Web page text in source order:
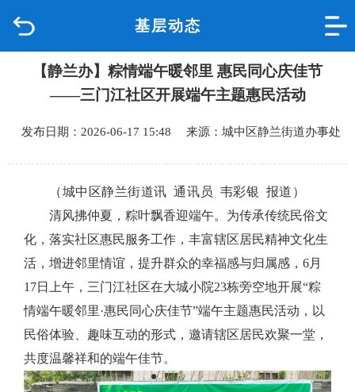
基层动态
品质城中
政府信息公开
互动回应
数据专题
【静兰办】粽情端午暖邻里 惠民同心庆佳节
——三门江社区开展端午主题惠民活动
发布日期：2026-06-17 15:48 来源：城中区静兰街道办事处
（城中区静兰街道讯 通讯员 韦彩银 报道）
清风拂仲夏，粽叶飘香迎端午。为传承传统民俗文
化，落实社区惠民服务工作，丰富辖区居民精神文化生
活，增进邻里情谊，提升群众的幸福感与归属感， 6月
17日上午，三门江社区在大城小院23栋旁空地开展“粽
情端午暖邻里·惠民同心庆佳节”端午主题惠民活动，以
民俗体验、趣味互动的形式，邀请辖区居民欢聚一堂，
共度温馨祥和的端午佳节。